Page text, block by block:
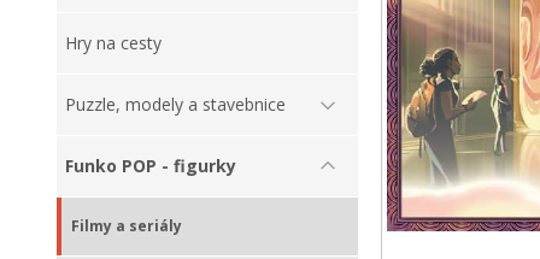
Hry na cesty
Puzzle, modely a stavebnice
Funko POP - figurky
Filmy a seriály